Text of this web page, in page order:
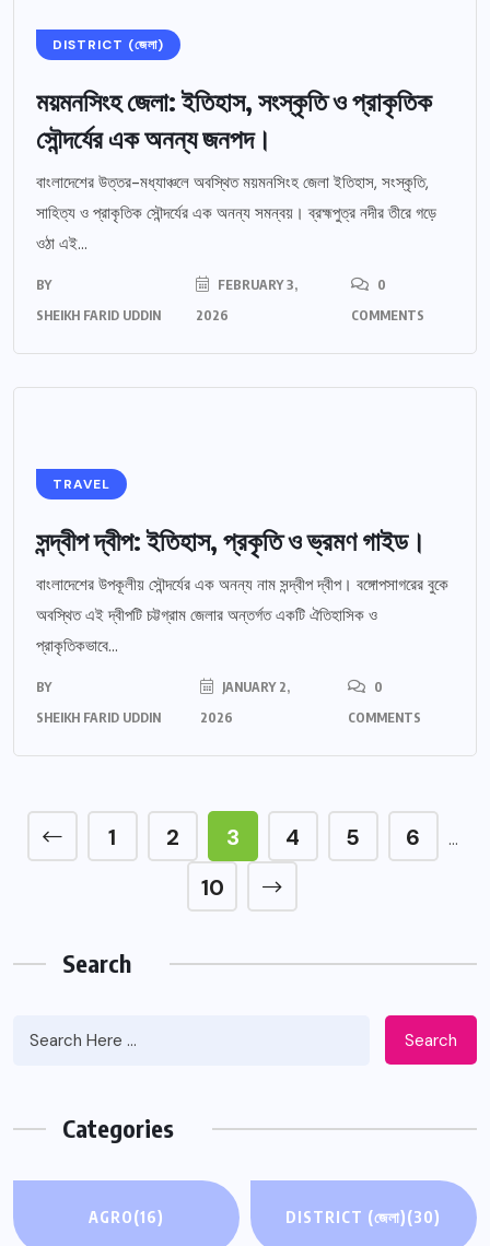
DISTRICT (জেলা)
ময়মনসিংহ জেলা: ইতিহাস, সংস্কৃতি ও প্রাকৃতিক
সৌন্দর্যের এক অনন্য জনপদ।
বাংলাদেশের উত্তর-মধ্যাঞ্চলে অবস্থিত ময়মনসিংহ জেলা ইতিহাস, সংস্কৃতি,
সাহিত্য ও প্রাকৃতিক সৌন্দর্যের এক অনন্য সমন্বয়। ব্রহ্মপুত্র নদীর তীরে গড়ে
ওঠা এই...
BY
SHEIKH FARID UDDIN
FEBRUARY 3,
2026
0
COMMENTS
TRAVEL
সন্দ্বীপ দ্বীপ: ইতিহাস, প্রকৃতি ও ভ্রমণ গাইড।
বাংলাদেশের উপকূলীয় সৌন্দর্যের এক অনন্য নাম সন্দ্বীপ দ্বীপ। বঙ্গোপসাগরের বুকে
অবস্থিত এই দ্বীপটি চট্টগ্রাম জেলার অন্তর্গত একটি ঐতিহাসিক ও
প্রাকৃতিকভাবে...
BY
SHEIKH FARID UDDIN
JANUARY 2,
2026
0
COMMENTS
1 2 3 4 5 6 …
10
Search
Search
Categories
AGRO(16) DISTRICT (জেলা)(30)